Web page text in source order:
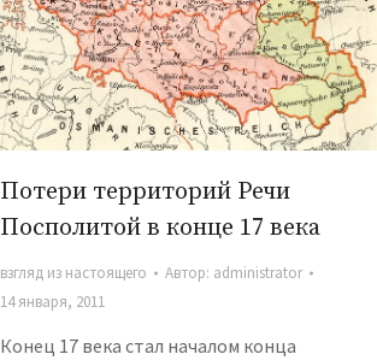
Потери территорий Речи
Посполитой в конце 17 века
взгляд из настоящего Автор: administrator
14 января, 2011
Конец 17 века стал началом конца